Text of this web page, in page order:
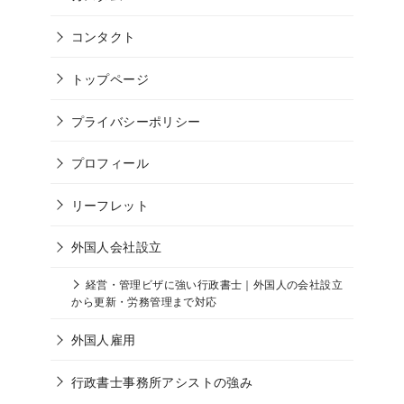
コンタクト
トップページ
プライバシーポリシー
プロフィール
リーフレット
外国人会社設立
経営・管理ビザに強い行政書士｜外国人の会社設立
から更新・労務管理まで対応
外国人雇用
行政書士事務所アシストの強み